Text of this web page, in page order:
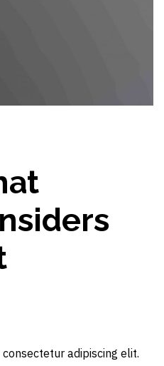
adipiscing elit.